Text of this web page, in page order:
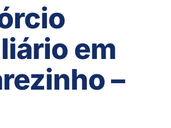
em
–